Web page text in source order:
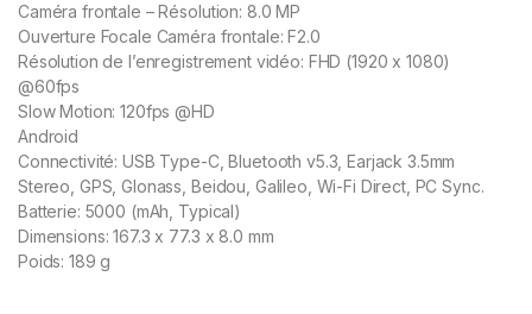
Caméra frontale – Résolution: 8.0 MP
Ouverture Focale Caméra frontale: F2.0
Résolution de l’enregistrement vidéo: FHD (1920 x 1080)
@60fps
Slow Motion: 120fps @HD
Android
Connectivité: USB Type-C, Bluetooth v5.3, Earjack 3.5mm
Stereo, GPS, Glonass, Beidou, Galileo, Wi-Fi Direct, PC Sync.
Batterie: 5000 (mAh, Typical)
Dimensions: 167.3 x 77.3 x 8.0 mm
Poids: 189 g